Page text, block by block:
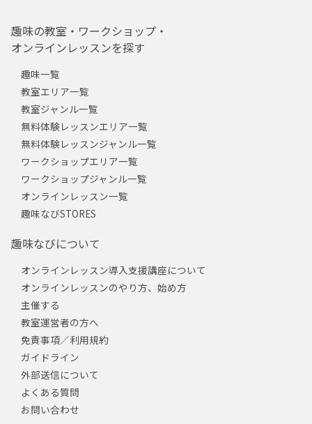
趣味の教室・ワークショップ・
オンラインレッスンを探す
趣味一覧
教室エリア一覧
教室ジャンル一覧
無料体験レッスンエリア一覧
無料体験レッスンジャンル一覧
ワークショップエリア一覧
ワークショップジャンル一覧
オンラインレッスン一覧
趣味なびSTORES
趣味なびについて
オンラインレッスン導入支援講座について
オンラインレッスンのやり方、始め方
主催する
教室運営者の方へ
免責事項／利用規約
ガイドライン
外部送信について
よくある質問
お問い合わせ